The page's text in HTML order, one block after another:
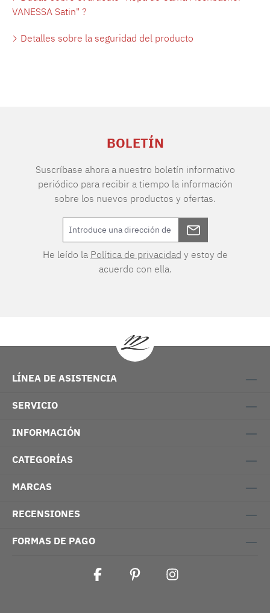
VANESSA Satin" ?
Detalles sobre la seguridad del producto
BOLETÍN
Suscríbase ahora a nuestro boletín informativo
periódico para recibir a tiempo la información
sobre los nuevos productos y ofertas.
He leído la Política de privacidad y estoy de
acuerdo con ella.
LÍNEA DE ASISTENCIA
SERVICIO
INFORMACIÓN
CATEGORÍAS
MARCAS
RECENSIONES
FORMAS DE PAGO